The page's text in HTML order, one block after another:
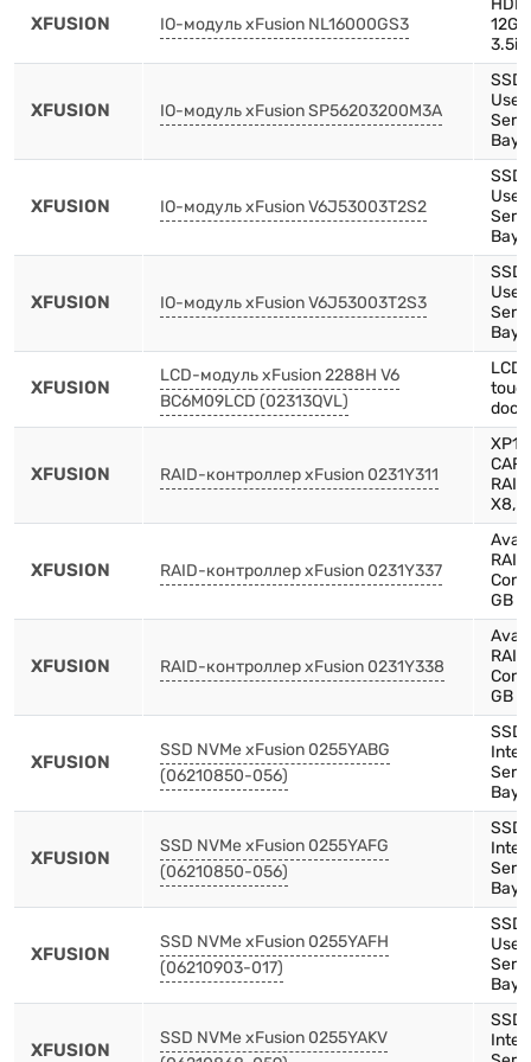
XFUSION IO-модуль xFusion NL16000GS3
XFUSION IO-модуль xFusion SP56203200M3A
Bay)
XFUSION IO-модуль xFusion V6J53003T2S2
Bay)
XFUSION IO-модуль xFusion V6J53003T2S3
Bay)
XFUSION
LCD-модуль xFusion 2288H V6
BC6M09LCD (02313QVL)
LCD
XFUSION RAID-контроллер xFusion 0231Y311
XFUSION RAID-контроллер xFusion 0231Y337 RAID
GB
XFUSION RAID-контроллер xFusion 0231Y338 RAID
GB
XFUSION
SSD NVMe xFusion 0255YABG
(06210850-056)
Bay)
XFUSION
SSD NVMe xFusion 0255YAFG
(06210850-056)
Bay)
XFUSION
SSD NVMe xFusion 0255YAFH
(06210903-017)
Bay)
XFUSION
SSD NVMe xFusion 0255YAKV